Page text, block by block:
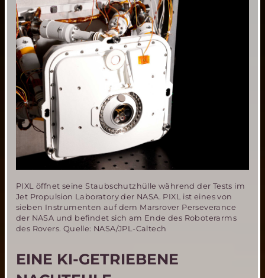
PIXL öffnet seine Staubschutzhülle während der Tests im
Jet Propulsion Laboratory der NASA. PIXL ist eines von
sieben Instrumenten auf dem Marsrover Perseverance
der NASA und befindet sich am Ende des Roboterarms
des Rovers. Quelle: NASA/JPL-Caltech
EINE KI-GETRIEBENE